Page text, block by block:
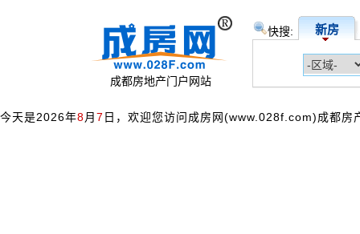
成都房地产门户网站
快搜: 新房
今天是2026年8月 7 日，欢迎您访问成房网(www.028f.com)成都房